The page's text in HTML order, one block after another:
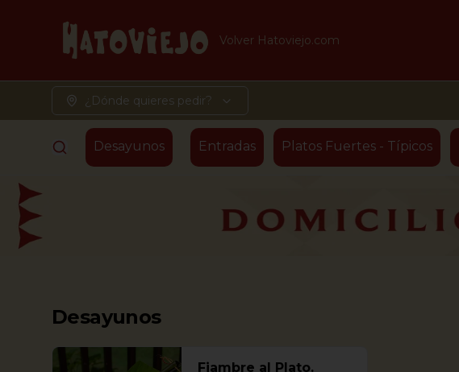
Volver Hatoviejo.com
¿Dónde quieres pedir?
Desayunos Entradas Platos Fuertes - Típicos
Desayunos
Fiambre al Plato.